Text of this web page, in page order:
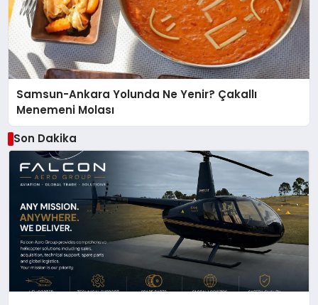
Samsun-Ankara Yolunda Ne Yenir? Çakallı
Menemeni Molası
Son Dakika